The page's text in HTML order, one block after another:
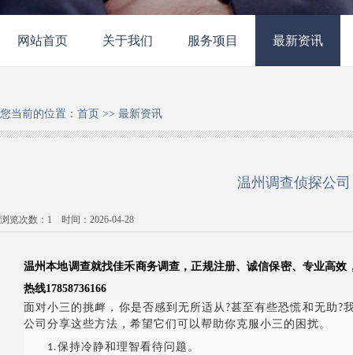
网站首页 关于我们 服务项目 最新资讯
您当前的位置： 首页 >> 最新资讯
温州调查侦探公
浏览次数： 1 时间：2026-04-28
温州本地调查就找佳禾商务调查，正规注册、诚信保密、专业高
热线17858736166
面对小三的挑衅，你是否感到无所适从?甚至有些恐慌和无助
公司分享这些方法，希望它们可以帮助你克服小三的困扰。
1️.保持冷静和理智看待问题。